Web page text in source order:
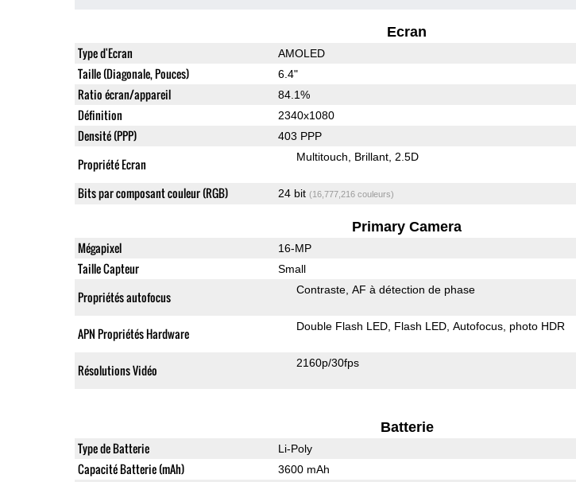
Ecran
Type d'Ecran AMOLED
Taille (Diagonale, Pouces) 6.4"
Ratio écran/appareil 84.1%
Définition 2340x1080
Densité (PPP) 403 PPP
Propriété Ecran Multitouch Brillant 2.5D
Bits par composant couleur (RGB) 24 bit (16,777,216 couleurs)
Primary Camera
Mégapixel 16-MP
Taille Capteur Small
Propriétés autofocus Contraste AF à détection de phase
APN Propriétés Hardware Double Flash LED Flash LED Autofocus photo HDR
Résolutions Vidéo 2160p/30fps
Batterie
Type de Batterie Li-Poly
Capacité Batterie (mAh) 3600 mAh